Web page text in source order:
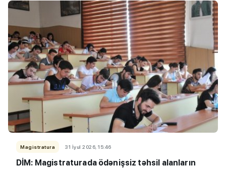
Magistratura 31 İyul 2026, 15:46
DİM: Magistraturada ödənişsiz təhsil alanların